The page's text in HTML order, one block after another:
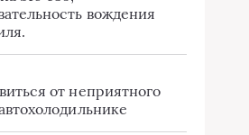
вождения
от неприятного